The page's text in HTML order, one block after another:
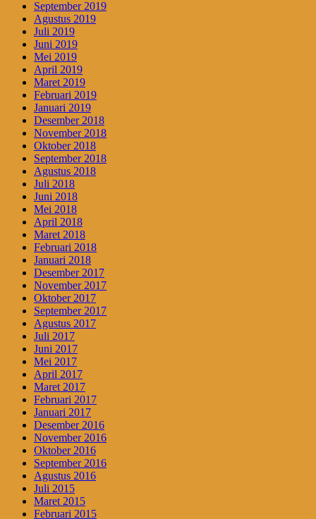
September 2019
Agustus 2019
Juli 2019
Juni 2019
Mei 2019
April 2019
Maret 2019
Februari 2019
Januari 2019
Desember 2018
November 2018
Oktober 2018
September 2018
Agustus 2018
Juli 2018
Juni 2018
Mei 2018
April 2018
Maret 2018
Februari 2018
Januari 2018
Desember 2017
November 2017
Oktober 2017
September 2017
Agustus 2017
Juli 2017
Juni 2017
Mei 2017
April 2017
Maret 2017
Februari 2017
Januari 2017
Desember 2016
November 2016
Oktober 2016
September 2016
Agustus 2016
Juli 2015
Maret 2015
Februari 2015